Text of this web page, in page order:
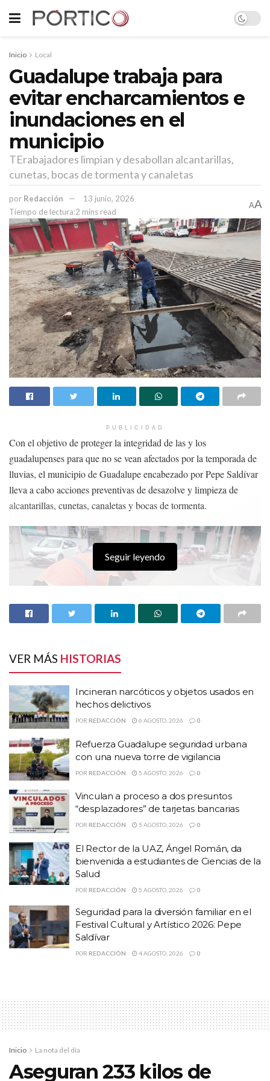
Inicio Local
Guadalupe trabaja para
evitar encharcamientos e
inundaciones en el
municipio
TErabajadores limpian y desabollan alcantarillas,
cunetas, bocas de tormenta y canaletas
por Redacción
13 junio, 2026
Tiempo de lectura:2 mins read
AA
PUBLICIDAD
Con el objetivo de proteger la integridad de las y los
guadalupenses para que no se vean afectados por la temporada de
lluvias, el municipio de Guadalupe encabezado por Pepe Saldívar
lleva a cabo acciones preventivas de desazolve y limpieza de
alcantarillas, cunetas, canaletas y bocas de tormenta.
Incineran narcóticos y objetos usados en hechos
delictivos
Refuerza Guadalupe seguridad urbana con una
“desplazadores” de tarjetas bancarias
desazolve completo de la boca de tormenta ubicada en la colonia
Villas de Guadalupe, punto que históricamente resulta afectado
Seguir leyendo
VER MÁS HISTORIAS
Incineran narcóticos y objetos usados en
hechos delictivos
POR REDACCIÓN 6 AGOSTO, 2026 0
Refuerza Guadalupe seguridad urbana
con una nueva torre de vigilancia
POR REDACCIÓN 5 AGOSTO, 2026 0
Vinculan a proceso a dos presuntos
“desplazadores” de tarjetas bancarias
POR REDACCIÓN 5 AGOSTO, 2026 0
El Rector de la UAZ, Ángel Román, da
bienvenida a estudiantes de Ciencias de la
Salud
POR REDACCIÓN 5 AGOSTO, 2026 0
Seguridad para la diversión familiar en el
Festival Cultural y Artístico 2026: Pepe
Saldívar
POR REDACCIÓN 4 AGOSTO, 2026 0
Inicio La nota del día
Aseguran 233 kilos de